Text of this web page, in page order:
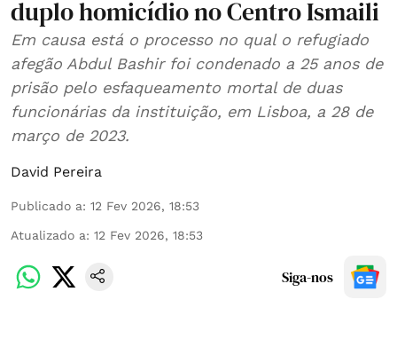
duplo homicídio no Centro Ismaili
Em causa está o processo no qual o refugiado
afegão Abdul Bashir foi condenado a 25 anos de
prisão pelo esfaqueamento mortal de duas
funcionárias da instituição, em Lisboa, a 28 de
março de 2023.
David Pereira
Publicado a: 12 Fev 2026, 18:53
Atualizado a: 12 Fev 2026, 18:53
Siga-nos